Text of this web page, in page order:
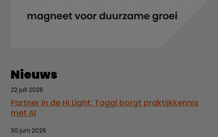
Nieuws
22 juli 2026
Partner in de Hi Light: Taggl borgt praktijkkennis
met AI
30 juni 2026